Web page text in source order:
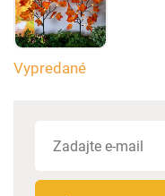
Vypredané